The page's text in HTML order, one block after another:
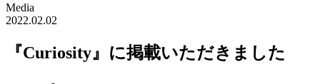
Media
2022.02.02
『Curiosity』に掲載いただきました